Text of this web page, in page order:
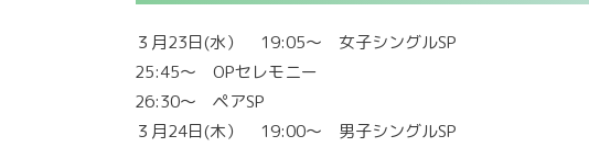
３月23日(水） 19:05〜 女子シングルSP
25:45〜 OPセレモニー
26:30〜 ペアSP
３月24日(木） 19:00〜 男子シングルSP